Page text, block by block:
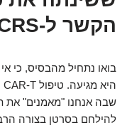
הקשר ל-CRS?)
להילחם בסרטן בצורה